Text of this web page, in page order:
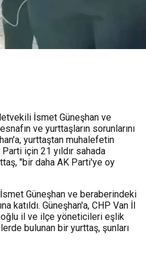
İsmet Güneşhan ve
ve yurttaşların sorunlarını
yurttaştan muhalefetin
için 21 yıldır sahada
"bir daha AK Parti'ye oy
Güneşhan ve beraberindeki
katıldı. Güneşhan'a, CHP Van İl
il ve ilçe yöneticileri eşlik
bulunan bir yurttaş, şunları